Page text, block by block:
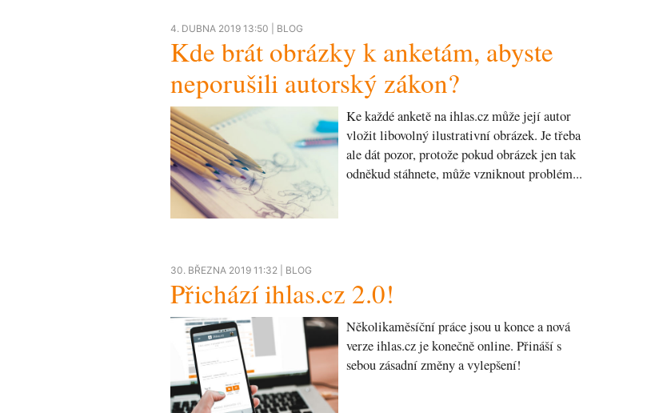
4. DUBNA 2019 13:50 | BLOG
Kde brát obrázky k anketám, abyste
neporušili autorský zákon?
Ke každé anketě na ihlas.cz může její autor
vložit libovolný ilustrativní obrázek. Je třeba
ale dát pozor, protože pokud obrázek jen tak
odněkud stáhnete, může vzniknout problém...
30. BŘEZNA 2019 11:32 | BLOG
Přichází ihlas.cz 2.0!
Několikaměsíční práce jsou u konce a nová
verze ihlas.cz je konečně online. Přináší s
sebou zásadní změny a vylepšení!